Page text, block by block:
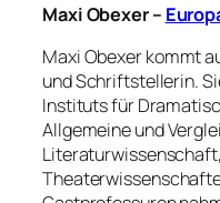
Maxi Obexer –
Maxi Obexer kommt
und Schriftstellerin.
Instituts für
Allgemeine und